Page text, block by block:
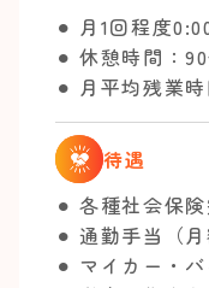
⚫︎ 月1回程度
⚫︎ 休憩時間：
⚫︎ 月平均残業
待遇
⚫︎ 各種社会保
⚫︎ 通勤手当（
⚫︎ マイカー・